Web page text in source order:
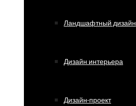
Ландшафтный дизайн
Дизайн интерьера
Дизайн-проект